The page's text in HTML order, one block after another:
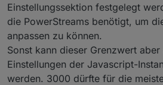
Einstellungssektion festgelegt
die PowerStreams benötigt, um
anpassen zu können.
Sonst kann dieser Grenzwert aber
Einstellungen der Javascript-
werden. 3000 dürfte für die